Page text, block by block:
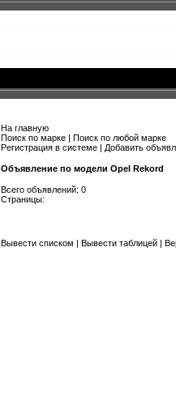
На главную
Поиск по марке | Поиск по любой марке
Регистрация в системе | Добавить
Объявление по модели Opel Rekord
Всего объявлений: 0
Страницы:
Вывести списком Вывести таблицей